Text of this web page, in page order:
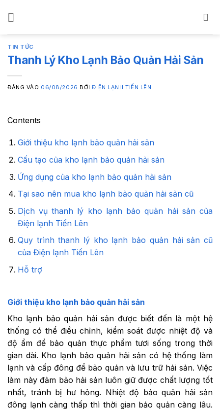
dungTIN TỨC
Thanh Lý Kho Lạnh Bảo Quản Hải Sản
ĐĂNG VÀO 06/08/2026 BỞIĐIỆN LẠNH TIẾN LÊN
Contents
Giới thiệu kho lạnh bảo quản hải sản
Cấu tạo của kho lạnh bảo quản hải sản
Ứng dụng của kho lạnh bảo quản hải sản
Tại sao nên mua kho lạnh bảo quản hải sản cũ
Dịch vụ thanh lý kho lạnh bảo quản hải sản của
Điện lạnh Tiến Lên
Quy trình thanh lý kho lạnh bảo quản hải sản cũ
của Điện lạnh Tiến Lên
Hỗ trợ
Giới thiệu kho lạnh bảo quản hải sản
Kho lạnh bảo quản hải sản được biết đến là một hệ
thống có thể điều chỉnh, kiểm soát được nhiệt độ và
độ ẩm để bảo quản thực phẩm tươi sống trong thời
gian dài. Kho lạnh bảo quản hải sản có hệ thống làm
lạnh và cấp đông để bảo quản và lưu trữ hải sản. Việc
làm này đảm bảo hải sản luôn giữ được chất lượng tốt
nhất, tránh bị hư hỏng. Nhiệt độ bảo quản hải sản
đông lạnh càng thấp thì thời gian bảo quản càng lâu.